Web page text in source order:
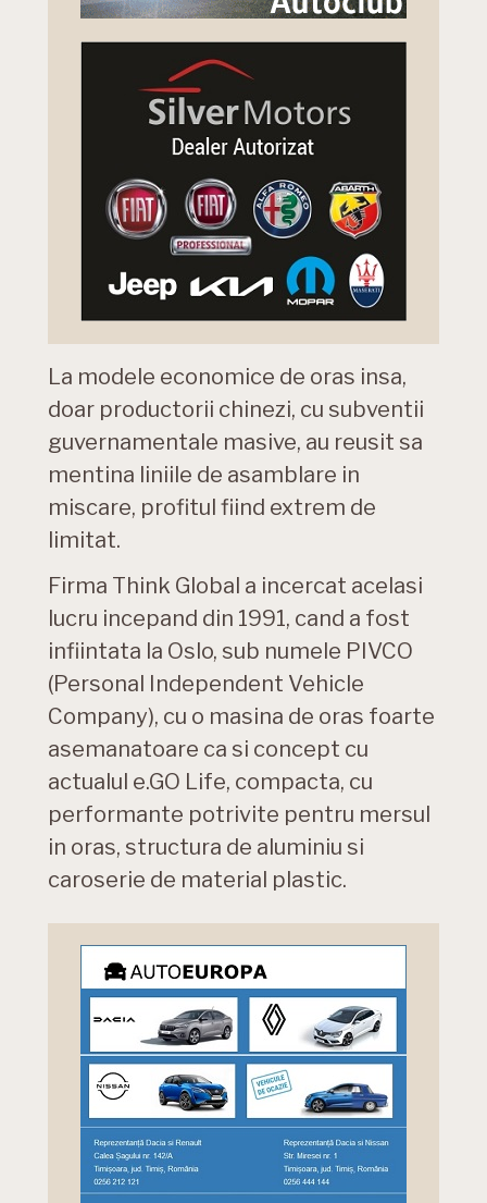
La modele economice de oras insa,
doar productorii chinezi, cu subventii
guvernamentale masive, au reusit sa
mentina liniile de asamblare in
miscare, profitul fiind extrem de
limitat.
Firma Think Global a incercat acelasi
lucru incepand din 1991, cand a fost
infiintata la Oslo, sub numele PIVCO
(Personal Independent Vehicle
Company), cu o masina de oras foarte
asemanatoare ca si concept cu
actualul e.GO Life, compacta, cu
performante potrivite pentru mersul
in oras, structura de aluminiu si
caroserie de material plastic.